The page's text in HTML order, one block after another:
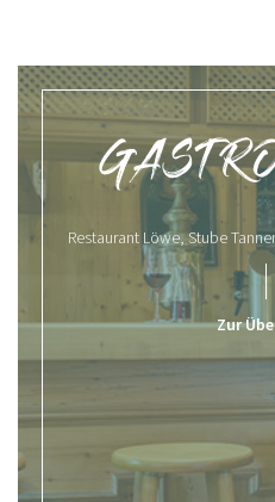
Restaurant Löwe, Stube
Zur